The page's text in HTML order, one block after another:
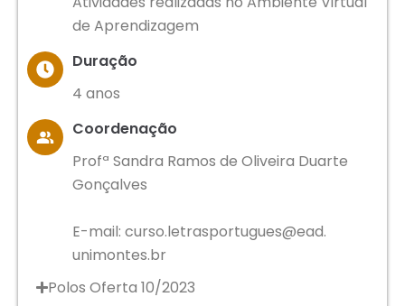
de Aprendizagem
Duração
4 anos
Coordenação
Profª Sandra Ramos de Oliveira Duarte
Gonçalves
E-mail: curso.letrasportugues@ead.
unimontes.br
Polos Oferta 10/2023